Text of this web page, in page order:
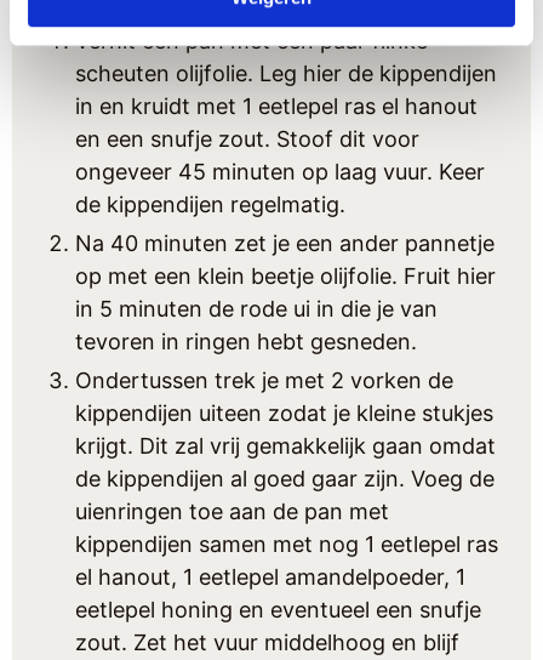
Verhit een pan met een paar flinke
scheuten olijfolie. Leg hier de kippendijen
in en kruidt met 1 eetlepel ras el hanout
en een snufje zout. Stoof dit voor
ongeveer 45 minuten op laag vuur. Keer
de kippendijen regelmatig.
Na 40 minuten zet je een ander pannetje
op met een klein beetje olijfolie. Fruit hier
in 5 minuten de rode ui in die je van
tevoren in ringen hebt gesneden.
Ondertussen trek je met 2 vorken de
kippendijen uiteen zodat je kleine stukjes
krijgt. Dit zal vrij gemakkelijk gaan omdat
de kippendijen al goed gaar zijn. Voeg de
uienringen toe aan de pan met
kippendijen samen met nog 1 eetlepel ras
el hanout, 1 eetlepel amandelpoeder, 1
eetlepel honing en eventueel een snufje
zout. Zet het vuur middelhoog en blijf